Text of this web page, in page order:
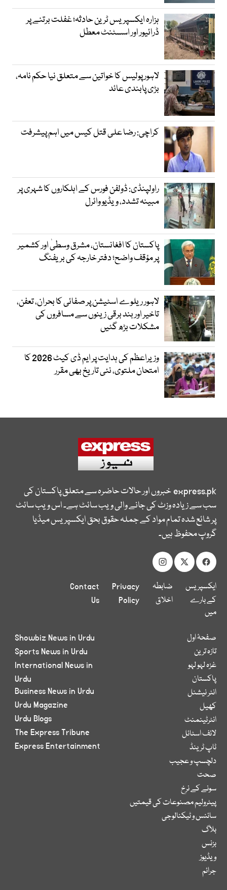
ہزارہ ایکسپریس ٹرین حادثہ؛ غفلت برتنے پر
ڈرائیور اور اسسٹنٹ معطل
لاہور پولیس کا خواتین سے متعلق نیا حکم نامہ،
بڑی پابندی عائد
کراچی: رضا علی قتل کیس میں اہم پیشرفت
راولپنڈی: ڈولفن فورس کے اہلکاروں کا شہری پر
مبینہ تشدد، ویڈیو وائرل
پاکستان کا افغانستان، مشرق وسطیٰ اور کشمیر
پر مؤقف واضح؛ دفتر خارجہ کی بریفنگ
لاہور ریلوے اسٹیشن پر صفائی کا بحران، تعفن،
تاخیر اور بند برقی زینوں سے مسافروں کی
مشکلات بڑھ گئیں
وزیراعظم کی ہدایت پر ایم ڈی کیٹ 2026 کا
امتحان ملتوی، نئی تاریخ بھی مقرر
express.pkخبروں اور حالات حاضرہ سے متعلق پاکستان کی
سب سے زیادہ وزٹ کی جانے والی ویب سائٹ ہے۔ اس ویب سائٹ
پر شائع شدہ تمام مواد کے جملہ حقوق بحق ایکسپریس میڈیا
گروپ محفوظ ہیں۔
ایکسپریس
کے بارے
میں
ضابطہ
اخلاق
Privacy
Policy
Contact
Us
صفحۂ اول
تازہ ترین
غزہ لہو لہو
پاکستان
انٹر نیشنل
کھیل
انٹرٹینمنٹ
لائف اسٹائل
ٹاپ ٹرینڈ
دلچسپ و عجیب
صحت
سونے کے نرخ
پیٹرولیم مصنوعات کی قیمتیں
سائنس و ٹیکنالوجی
بلاگ
بزنس
ویڈیوز
جرائم
Showbiz News in Urdu
Sports News in Urdu
International News in
Urdu
Business News in Urdu
Urdu Magazine
Urdu Blogs
The Express Tribune
Express Entertainment